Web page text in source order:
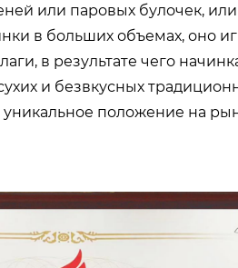
или паровых булочек,
в больших объемах, оно
в результате чего
и безвкусных
положение на